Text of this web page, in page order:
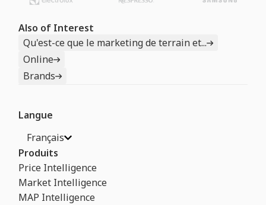
Also of Interest
Qu'est-ce que le marketing de terrain et...
Online
Brands
Langue
Français
Produits
Price Intelligence
Market Intelligence
MAP Intelligence